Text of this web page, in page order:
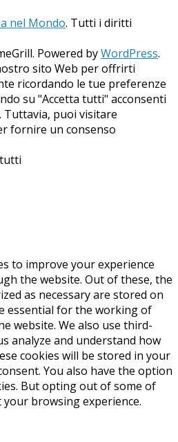
nel Mondo. Tutti i diritti
Powered byWordPress.
sito Web per offrirti
ricordando le tue preferenze
su "Accetta tutti" acconsenti
Tuttavia, puoi visitare
fornire un consenso
to improve your experience
the website. Out of these, the
as necessary are stored on
essential for the working of
website. We also use third-
analyze and understand how
cookies will be stored in your
You also have the option
But opting out of some of
browsing experience.